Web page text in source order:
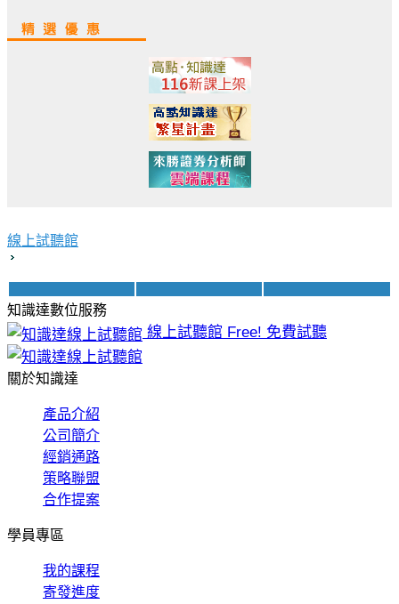
線上試聽館
知識達數位服務
線上試聽館 Free! 免費試聽
關於知識達
產品介紹
公司簡介
經銷通路
策略聯盟
合作提案
學員專區
我的課程
寄發進度